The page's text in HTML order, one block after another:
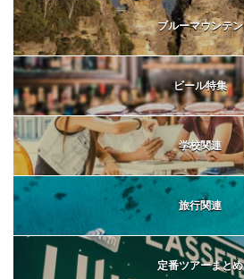
ブルーマウンテン
ビール特集
学校関連
旅行関連
定番ツアーまとめ